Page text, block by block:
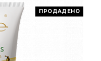
ПРОДАДЕНО